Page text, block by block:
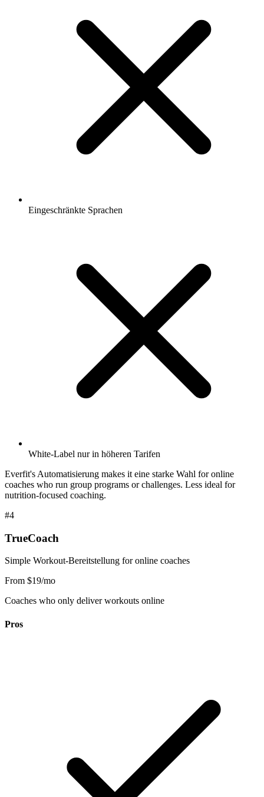
Eingeschränkte Sprachen
White-Label nur in höheren Tarifen
Everfit's Automatisierung makes it eine starke Wahl for online
coaches who run group programs or challenges. Less ideal for
nutrition-focused coaching.
#4
TrueCoach
Simple Workout-Bereitstellung for online coaches
From $19/mo
Coaches who only deliver workouts online
Pros